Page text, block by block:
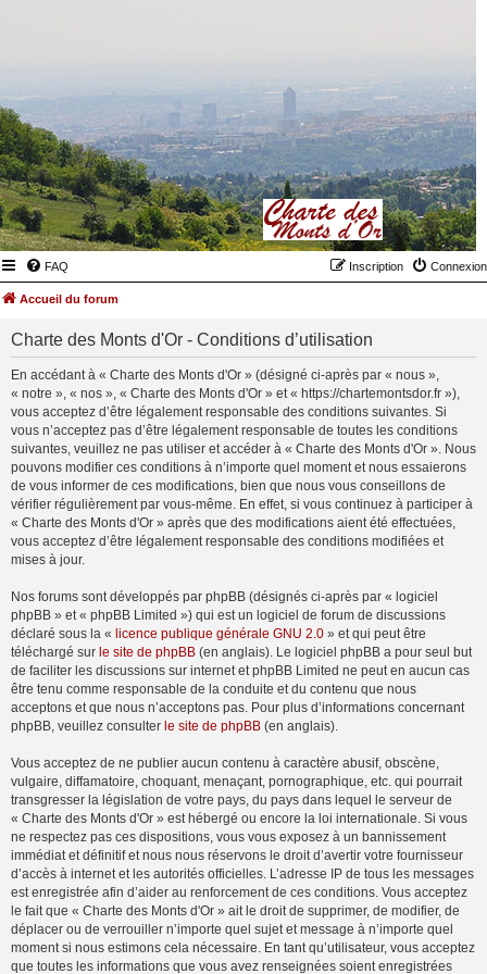
FAQ Connexion
Inscription
Accueil du forum
Charte des Monts d'Or - Conditions d’utilisation
En accédant à « Charte des Monts d'Or » (désigné ci-après par « nous »,
« notre », « nos », « Charte des Monts d'Or » et « https://chartemontsdor.fr »),
vous acceptez d’être légalement responsable des conditions suivantes. Si
vous n’acceptez pas d’être légalement responsable de toutes les conditions
suivantes, veuillez ne pas utiliser et accéder à « Charte des Monts d'Or ». Nous
pouvons modifier ces conditions à n’importe quel moment et nous essaierons
de vous informer de ces modifications, bien que nous vous conseillons de
vérifier régulièrement par vous-même. En effet, si vous continuez à participer à
« Charte des Monts d'Or » après que des modifications aient été effectuées,
vous acceptez d’être légalement responsable des conditions modifiées et
mises à jour.
Nos forums sont développés par phpBB (désignés ci-après par « logiciel
phpBB » et « phpBB Limited ») qui est un logiciel de forum de discussions
déclaré sous la « licence publique générale GNU 2.0 » et qui peut être
téléchargé sur le site de phpBB (en anglais). Le logiciel phpBB a pour seul but
de faciliter les discussions sur internet et phpBB Limited ne peut en aucun cas
être tenu comme responsable de la conduite et du contenu que nous
acceptons et que nous n’acceptons pas. Pour plus d’informations concernant
phpBB, veuillez consulter le site de phpBB (en anglais).
Vous acceptez de ne publier aucun contenu à caractère abusif, obscène,
vulgaire, diffamatoire, choquant, menaçant, pornographique, etc. qui pourrait
transgresser la législation de votre pays, du pays dans lequel le serveur de
« Charte des Monts d'Or » est hébergé ou encore la loi internationale. Si vous
ne respectez pas ces dispositions, vous vous exposez à un bannissement
immédiat et définitif et nous nous réservons le droit d’avertir votre fournisseur
d’accès à internet et les autorités officielles. L’adresse IP de tous les messages
est enregistrée afin d’aider au renforcement de ces conditions. Vous acceptez
le fait que « Charte des Monts d'Or » ait le droit de supprimer, de modifier, de
déplacer ou de verrouiller n’importe quel sujet et message à n’importe quel
moment si nous estimons cela nécessaire. En tant qu’utilisateur, vous acceptez
que toutes les informations que vous avez renseignées soient enregistrées